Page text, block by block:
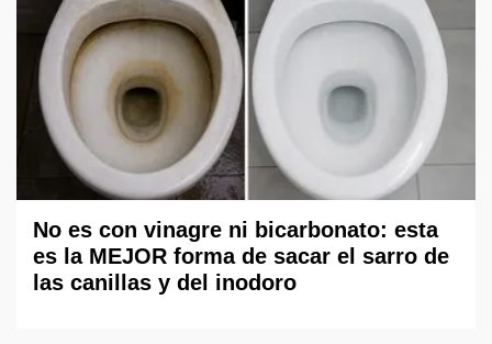
No es con vinagre ni bicarbonato: esta
es la MEJOR forma de sacar el sarro de
las canillas y del inodoro